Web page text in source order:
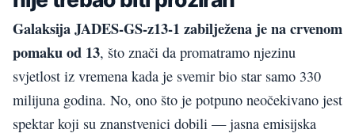
Galaksija JADES-GS-z13-1 zabilježena je na crvenom
pomaku od 13, što znači da promatramo njezinu
svjetlost iz vremena kada je svemir bio star samo 330
milijuna godina. No, ono što je potpuno neočekivano jest
spektar koji su znanstvenici dobili — jasna emisijska